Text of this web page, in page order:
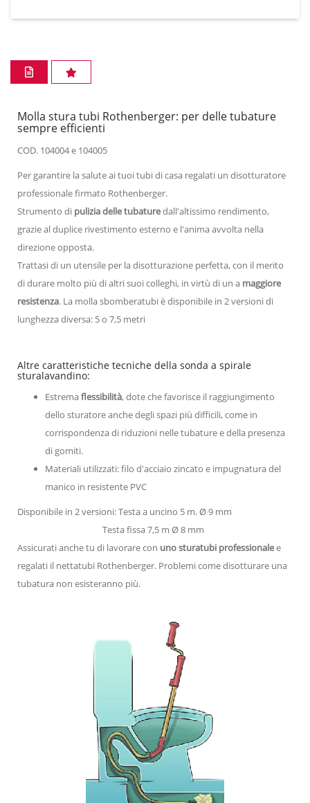
Molla stura tubi Rothenberger: per delle tubature
sempre efficienti
COD. 104004 e 104005
Per garantire la salute ai tuoi tubi di casa regalati un disotturatore
professionale firmato Rothenberger.
Strumento di pulizia delle tubaturedall'altissimo rendimento,
grazie al duplice rivestimento esterno e l'anima avvolta nella
direzione opposta.
Trattasi di un utensile per la disotturazione perfetta, con il merito
di durare molto più di altri suoi colleghi, in virtù di un a maggiore
resistenza. La molla sbomberatubi è disponibile in 2 versioni di
lunghezza diversa: 5 o 7,5 metri
Altre caratteristiche tecniche della sonda a spirale
sturalavandino:
Estremaflessibilità, dote che favorisce il raggiungimento
dello sturatore anche degli spazi più difficili, come in
corrispondenza di riduzioni nelle tubature e della presenza
di gomiti.
Materiali utilizzati: filo d'acciaio zincato e impugnatura del
manico in resistente PVC
Disponibile in 2 versioni: Testa a uncino 5 m. Ø 9 mm
Testa fissa 7,5 m Ø 8 mm
Assicurati anche tu di lavorare con uno sturatubi professionalee
regalati il nettatubi Rothenberger. Problemi come disotturare una
tubatura non esisteranno più.